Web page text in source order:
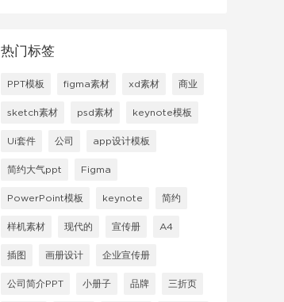
热门标签
PPT模板 figma素材 xd素材 商业
sketch素材 psd素材 keynote模板
Ui套件 公司 app设计模板
简约大气ppt Figma
PowerPoint模板 keynote 简约
样机素材 现代的 宣传册 A4
插图 画册设计 企业宣传册
公司简介PPT 小册子 品牌 三折页